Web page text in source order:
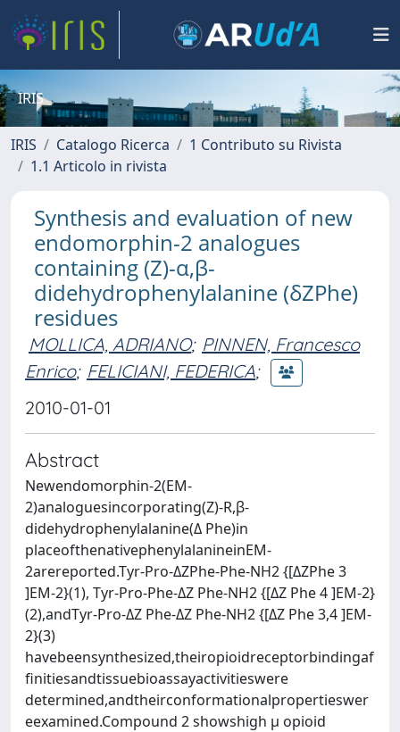
IRIS
IRIS Catalogo Ricerca
1 Contributo su Rivista
1.1 Articolo in rivista
Synthesis and evaluation of new
endomorphin-2 analogues
containing (Z)-α,β-
didehydrophenylalanine (δZPhe)
residues
MOLLICA, ADRIANO; PINNEN, Francesco
Enrico; FELICIANI, FEDERICA;
2010-01-01
Abstract
Newendomorphin-2(EM-
2)analoguesincorporating(Z)-R,β-
didehydrophenylalanine(Δ Phe)in
placeofthenativephenylalanineinEM-
2arereported.Tyr-Pro-ΔZPhe-Phe-NH2 {[ΔZPhe 3
]EM-2}(1), Tyr-Pro-Phe-ΔZ Phe-NH2 {[ΔZ Phe 4 ]EM-2}
(2),andTyr-Pro-ΔZ Phe-ΔZ Phe-NH2 {[ΔZ Phe 3,4 ]EM-
2}(3)
havebeensynthesized,theiropioidreceptorbindingaf
finitiesandtissuebioassayactivitieswere
determined,andtheirconformationalpropertieswer
eexamined.Compound 2 showshigh μ opioid